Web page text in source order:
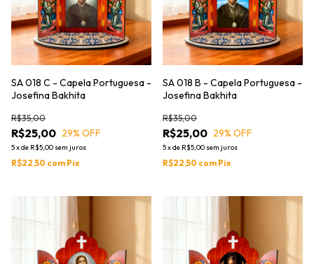
SA 018 C - Capela Portuguesa -
Josefina Bakhita
R$25,00
R$35,00
29% OFF
5xde R$5,00 sem juros
R$22,50 com Pix
SA 018 B - Capela Portuguesa -
Josefina Bakhita
R$25,00
R$35,00
29% OFF
5xde R$5,00 sem juros
R$22,50 com Pix